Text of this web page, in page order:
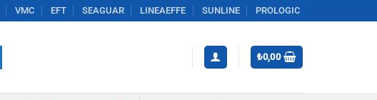
VMC EFT SEAGUAR LINEAEFFE SUNLINE PROLOGIC
₺0,00